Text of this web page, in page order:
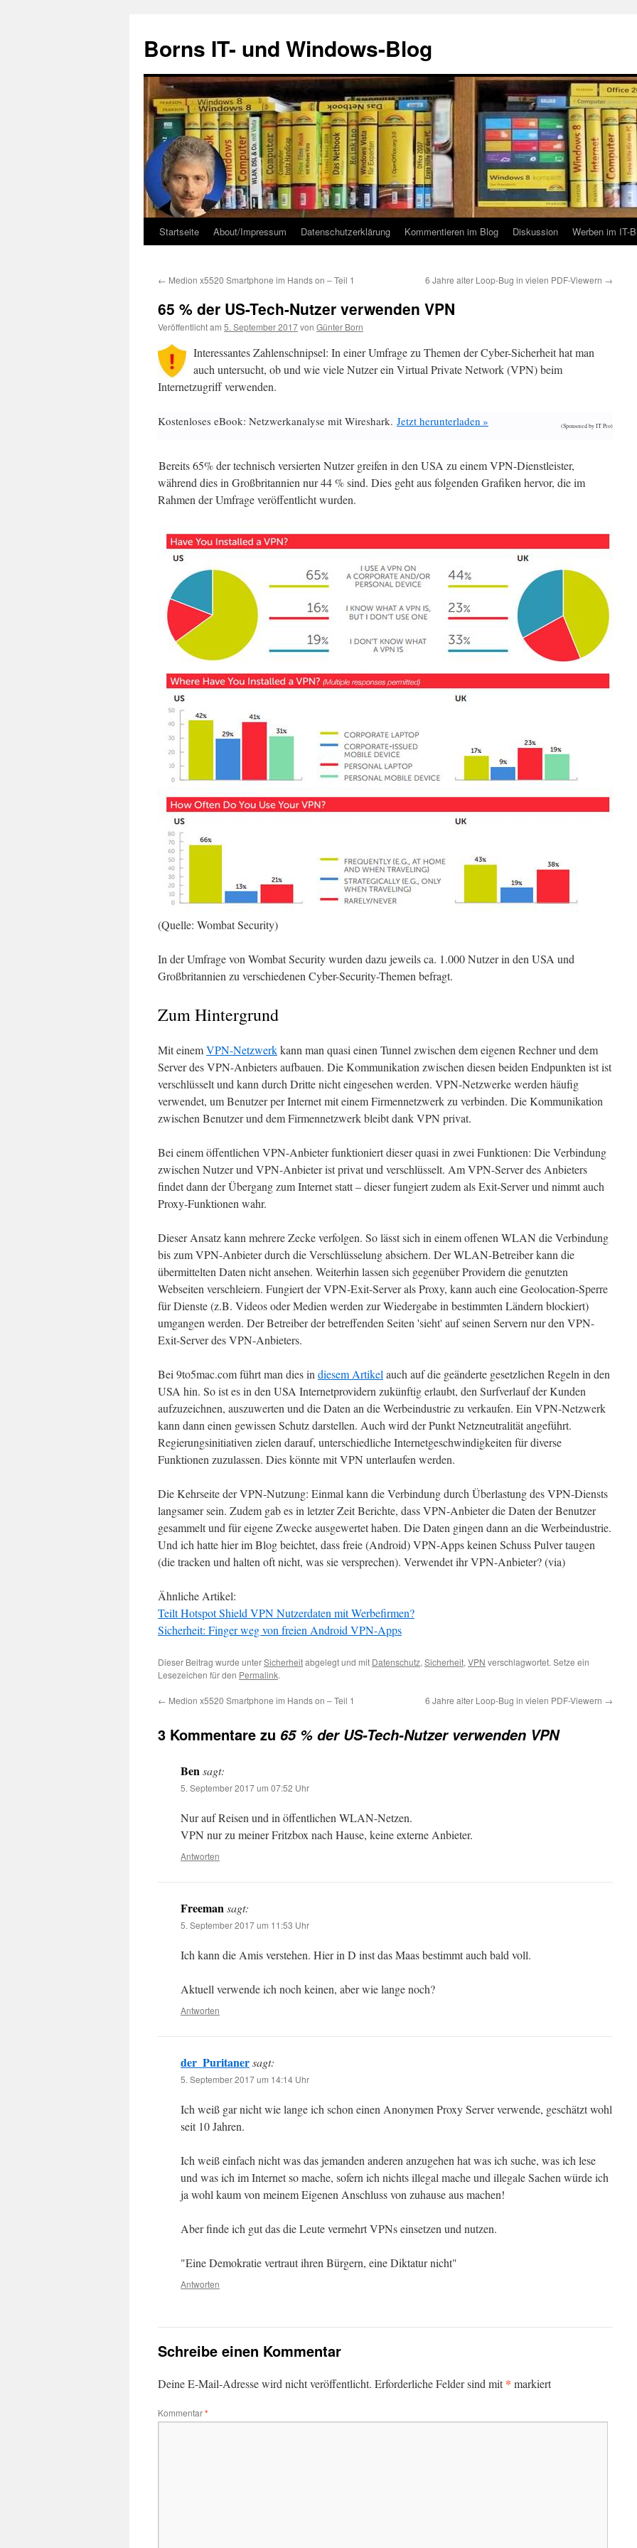
springen
Borns IT- und Windows-Blog
Startseite About/Impressum Datenschutzerklärung Kommentieren im Blog Diskussion Werben im IT-
← Medion x5520 Smartphone im Hands on – Teil 1 6 Jahre alter Loop-Bug in vielen PDF-Viewern →
65 % der US-Tech-Nutzer verwenden VPN
Veröffentlicht am 5. September 2017von Günter Born
Interessantes Zahlenschnipsel: In einer Umfrage zu Themen der Cyber-Sicherheit hat man
auch untersucht, ob und wie viele Nutzer ein Virtual Private Network (VPN) beim
Internetzugriff verwenden.
Kostenloses eBook: Netzwerkanalyse mit Wireshark. Jetzt herunterladen » (Sponsored by IT Pro)
Bereits 65% der technisch versierten Nutzer greifen in den USA zu einem VPN-Dienstleister,
während dies in Großbritannien nur 44 % sind. Dies geht aus folgenden Grafiken hervor, die im
Rahmen der Umfrage veröffentlicht wurden.
(Quelle: Wombat Security)
In der Umfrage von Wombat Security wurden dazu jeweils ca. 1.000 Nutzer in den USA und
Großbritannien zu verschiedenen Cyber-Security-Themen befragt.
Zum Hintergrund
Mit einemVPN-Netzwerkkann man quasi einen Tunnel zwischen dem eigenen Rechner und dem
Server des VPN-Anbieters aufbauen. Die Kommunikation zwischen diesen beiden Endpunkten ist ist
verschlüsselt und kann durch Dritte nicht eingesehen werden. VPN-Netzwerke werden häufig
verwendet, um Benutzer per Internet mit einem Firmennetzwerk zu verbinden. Die Kommunikation
zwischen Benutzer und dem Firmennetzwerk bleibt dank VPN privat.
Bei einem öffentlichen VPN-Anbieter funktioniert dieser quasi in zwei Funktionen: Die Verbindung
zwischen Nutzer und VPN-Anbieter ist privat und verschlüsselt. Am VPN-Server des Anbieters
findet dann der Übergang zum Internet statt – dieser fungiert zudem als Exit-Server und nimmt auch
Proxy-Funktionen wahr.
Dieser Ansatz kann mehrere Zecke verfolgen. So lässt sich in einem offenen WLAN die Verbindung
bis zum VPN-Anbieter durch die Verschlüsselung absichern. Der WLAN-Betreiber kann die
übermittelten Daten nicht ansehen. Weiterhin lassen sich gegenüber Providern die genutzten
Webseiten verschleiern. Fungiert der VPN-Exit-Server als Proxy, kann auch eine Geolocation-Sperre
für Dienste (z.B. Videos oder Medien werden zur Wiedergabe in bestimmten Ländern blockiert)
umgangen werden. Der Betreiber der betreffenden Seiten 'sieht' auf seinen Servern nur den VPN-
Exit-Server des VPN-Anbieters.
Bei 9to5mac.com führt man dies in diesem Artikel auch auf die geänderte gesetzlichen Regeln in den
USA hin. So ist es in den USA Internetprovidern zukünftig erlaubt, den Surfverlauf der Kunden
aufzuzeichnen, auszuwerten und die Daten an die Werbeindustrie zu verkaufen. Ein VPN-Netzwerk
kann dann einen gewissen Schutz darstellen. Auch wird der Punkt Netzneutralität angeführt.
Regierungsinitiativen zielen darauf, unterschiedliche Internetgeschwindigkeiten für diverse
Funktionen zuzulassen. Dies könnte mit VPN unterlaufen werden.
Die Kehrseite der VPN-Nutzung: Einmal kann die Verbindung durch Überlastung des VPN-Diensts
langsamer sein. Zudem gab es in letzter Zeit Berichte, dass VPN-Anbieter die Daten der Benutzer
gesammelt und für eigene Zwecke ausgewertet haben. Die Daten gingen dann an die Werbeindustrie.
Und ich hatte hier im Blog beichtet, dass freie (Android) VPN-Apps keinen Schuss Pulver taugen
(die tracken und halten oft nicht, was sie versprechen). Verwendet ihr VPN-Anbieter? (via)
Ähnliche Artikel:
Teilt Hotspot Shield VPN Nutzerdaten mit Werbefirmen?
Sicherheit: Finger weg von freien Android VPN-Apps
Dieser Beitrag wurde unterSicherheitabgelegt und mit Datenschutz, Sicherheit, VPN verschlagwortet. Setze ein
Lesezeichen für den Permalink.
← Medion x5520 Smartphone im Hands on – Teil 1 6 Jahre alter Loop-Bug in vielen PDF-Viewern →
3 Kommentare zu 65 % der US-Tech-Nutzer verwenden VPN
Bensagt:
5. September 2017 um 07:52 Uhr
Nur auf Reisen und in öffentlichen WLAN-Netzen.
VPN nur zu meiner Fritzbox nach Hause, keine externe Anbieter.
Antworten
Freemansagt:
5. September 2017 um 11:53 Uhr
Ich kann die Amis verstehen. Hier in D inst das Maas bestimmt auch bald voll.
Aktuell verwende ich noch keinen, aber wie lange noch?
Antworten
der_Puritanersagt:
5. September 2017 um 14:14 Uhr
Ich weiß gar nicht wie lange ich schon einen Anonymen Proxy Server verwende, geschätzt wohl
seit 10 Jahren.
Ich weiß einfach nicht was das jemanden anderen anzugehen hat was ich suche, was ich lese
und was ich im Internet so mache, sofern ich nichts illegal mache und illegale Sachen würde ich
ja wohl kaum von meinem Eigenen Anschluss von zuhause aus machen!
Aber finde ich gut das die Leute vermehrt VPNs einsetzen und nutzen.
"Eine Demokratie vertraut ihren Bürgern, eine Diktatur nicht"
Antworten
Schreibe einen Kommentar
Deine E-Mail-Adresse wird nicht veröffentlicht. Erforderliche Felder sind mit* markiert
Kommentar*